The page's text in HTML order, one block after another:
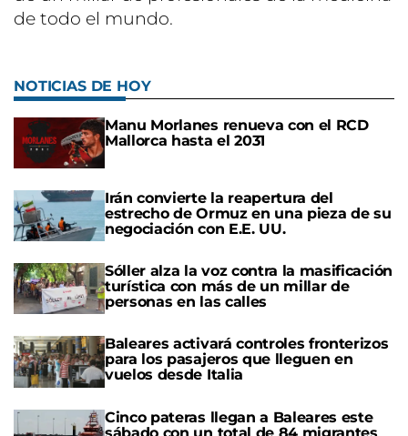
de todo el mundo.
NOTICIAS DE HOY
Manu Morlanes renueva con el RCD
Mallorca hasta el 2031
Irán convierte la reapertura del
estrecho de Ormuz en una pieza de su
negociación con E.E. UU.
Sóller alza la voz contra la masificación
turística con más de un millar de
personas en las calles
Baleares activará controles fronterizos
para los pasajeros que lleguen en
vuelos desde Italia
Cinco pateras llegan a Baleares este
sábado con un total de 84 migrantes